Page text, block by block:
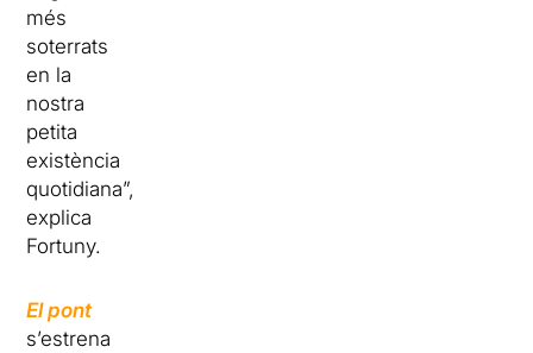
més
soterrats
en la
nostra
petita
existència
quotidiana”,
explica
Fortuny.
El pont
s’estrena